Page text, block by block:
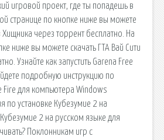
игровой проект, где ты попадешь в
странице по кнопке ниже вы можете
Хищника через торрент бесплатно. На
ниже вы можете скачать ГТА Вай Сити
Узнайте как запустить Garena Free
подробную инструкцию по
Fire для компьютера Windows
по установке Кубезумие 2 на
2 на русском языке для
Поклонникам игр с